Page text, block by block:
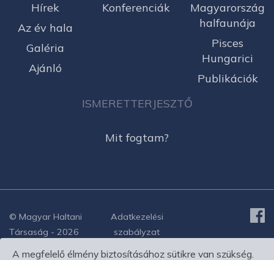
Hírek
Az év hala
Galéria
Ajánló
Konferenciák
Magyarország
halfaunája
Pisces
Hungarici
Publikációk
ISMERETTERJESZTŐ
Mit fogtam?
© Magyar Haltani
Társaság - 2026
Adatkezelési
szabályzat
A megfelelő élmény biztosításához sütikre van szükség.